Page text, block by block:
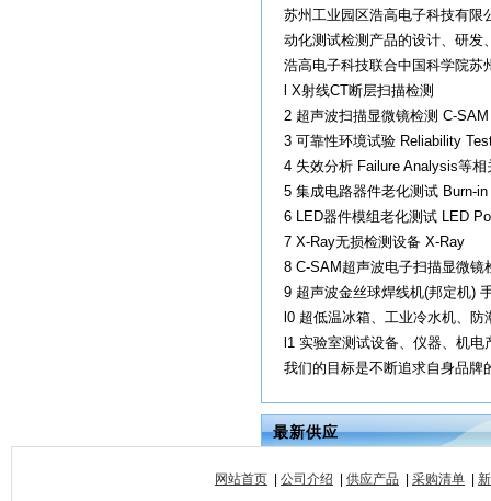
苏州工业园区浩高电子科技有
动化测试检测产品的设计、研发
浩高电子科技联合中国科学院苏
l X射线CT断层扫描检测
2 超声波扫描显微镜检测 C-SAM
3 可靠性环境试验 Reliability
4 失效分析 Failure Analysis等相
5 集成电路器件老化测试 Burn-in
6 LED器件模组老化测试 LED
7 X-Ray无损检测设备 X-Ray
8 C-SAM超声波电子扫描显微镜
9 超声波金丝球焊线机(邦定机)
l0 超低温冰箱、工业冷水机、防
l1 实验室测试设备、仪器、机
我们的目标是不断追求自身品牌
最新供应
网站首页 公司介绍 供应产品 采购清单